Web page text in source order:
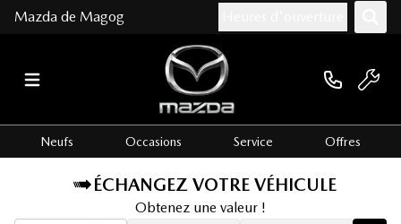
Mazda de Magog
Neufs Occasions Service Offres
ÉCHANGEZ VOTRE VÉHICULE
Obtenez une valeur !